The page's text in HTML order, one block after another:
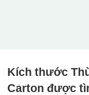
Kích thước
Carton được